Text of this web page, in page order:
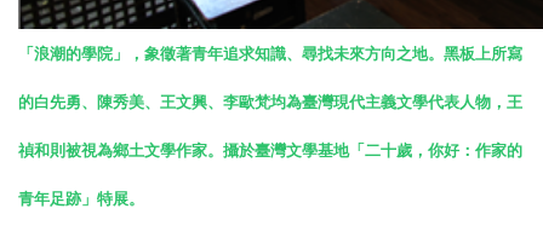
「浪潮的學院」，象徵著青年追求知識、尋找未來方向之地。黑板上所寫
的白先勇、陳秀美、王文興、李歐梵均為臺灣現代主義文學代表人物，王
禎和則被視為鄉土文學作家。攝於臺灣文學基地「二十歲，你好：作家的
青年足跡」特展。